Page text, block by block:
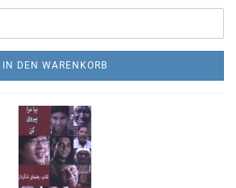
IN DEN WARENKORB